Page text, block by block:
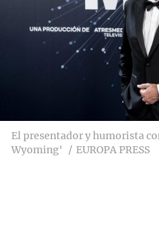
El presentador y humorista
Wyoming'
EUROPA PRESS